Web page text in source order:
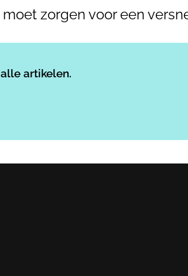
zorgen voor een
artikelen.